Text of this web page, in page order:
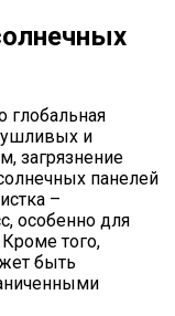
глобальная
и
загрязнение
панелей
–
особенно для
того,
быть